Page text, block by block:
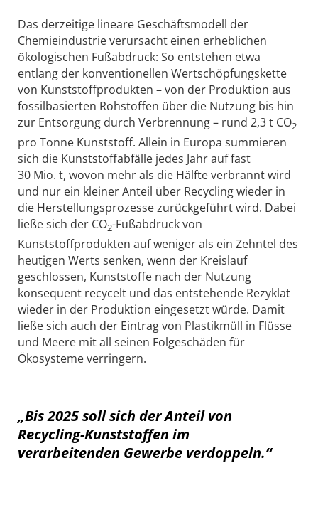
Das derzeitige lineare Geschäftsmodell der
Chemieindustrie verursacht einen erheblichen
ökologischen Fußabdruck: So entstehen etwa
entlang der konventionellen Wertschöpfungskette
von Kunststoffprodukten – von der Produktion aus
fossilbasierten Rohstoffen über die Nutzung bis hin
zur Entsorgung durch Verbrennung – rund 2,3 t CO2
pro Tonne Kunststoff. Allein in Europa summieren
sich die Kunststoffabfälle jedes Jahr auf fast
30 Mio. t, wovon mehr als die Hälfte verbrannt wird
und nur ein kleiner Anteil über Recycling wieder in
die Herstellungsprozesse zurückgeführt wird. Dabei
ließe sich der CO2-Fußabdruck von
Kunststoffprodukten auf weniger als ein Zehntel des
heutigen Werts senken, wenn der Kreislauf
geschlossen, Kunststoffe nach der Nutzung
konsequent recycelt und das entstehende Rezyklat
wieder in der Produktion eingesetzt würde. Damit
ließe sich auch der Eintrag von Plastikmüll in Flüsse
und ­Meere mit all seinen Folgeschäden für
Ökosysteme verringern.
„Bis 2025 soll sich der Anteil von
Recycling-Kunststoffen im
verarbeitenden Gewerbe verdoppeln.“